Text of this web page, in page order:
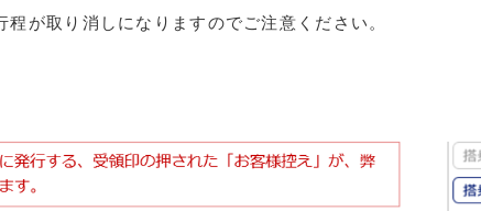
が取り消しになりますのでご注意ください。